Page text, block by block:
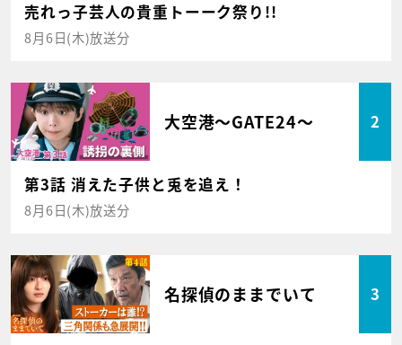
売れっ子芸人の貴重トーーク祭り!!
8月6日(木)放送分
大空港～GATE24～ 2
第3話 消えた子供と兎を追え！
8月6日(木)放送分
名探偵のままでいて 3